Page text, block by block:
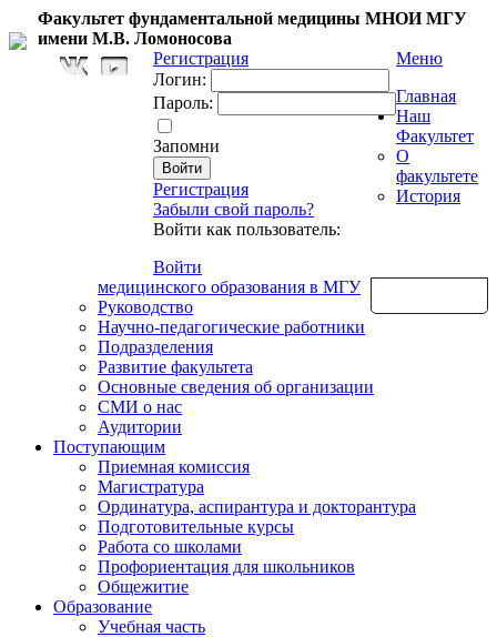
Факультет фундаментальной медицины МНОИ МГУ
имени М.В. Ломоносова
Регистрация
Логин:
Пароль:
Запомни
Регистрация
Забыли свой пароль?
Войти как пользователь:
Войти
Меню
Главная
Наш
Факультет
О
факультете
История
медицинского образования в МГУ
Руководство
Научно-педагогические работники
Подразделения
Развитие факультета
Основные сведения об организации
СМИ о нас
Аудитории
Поступающим
Приемная комиссия
Магистратура
Ординатура, аспирантура и докторантура
Подготовительные курсы
Работа со школами
Профориентация для школьников
Общежитие
Образование
Учебная часть